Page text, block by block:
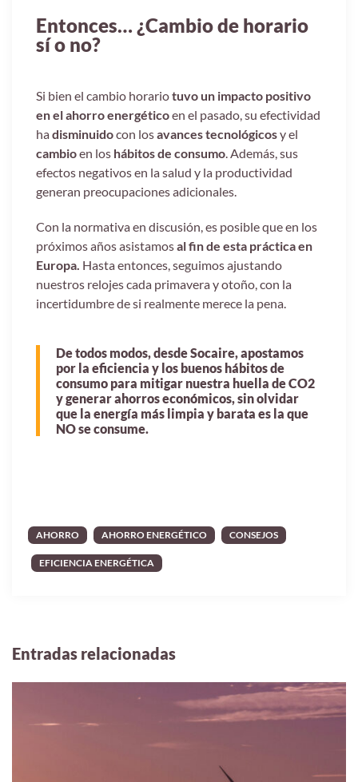
Entonces… ¿Cambio de horario
sí o no?
Si bien el cambio horariotuvo un impacto positivo
en el ahorro energéticoen el pasado, su efectividad
hadisminuidocon losavances tecnológicosy el
cambioen los hábitos de consumo . Además, sus
efectos negativos en la salud y la productividad
generan preocupaciones adicionales.
Con la normativa en discusión, es posible que en los
próximos años asistamosal fin de esta práctica en
Europa. Hasta entonces, seguimos ajustando
nuestros relojes cada primavera y otoño, con la
incertidumbre de si realmente merece la pena.
De todos modos, desde Socaire, apostamos
por la eficiencia y los buenos hábitos de
consumo para mitigar nuestra huella de CO2
y generar ahorros económicos, sin olvidar
que la energía más limpia y barata es la que
NO se consume.
AHORRO AHORRO ENERGÉTICO CONSEJOS
EFICIENCIA ENERGÉTICA
Entradas relacionadas